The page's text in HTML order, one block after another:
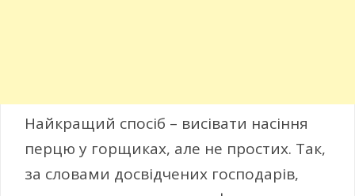
Найкращий спосіб – висівати насіння
перцю у горщиках, але не простих. Так,
за словами досвідчених господарів,